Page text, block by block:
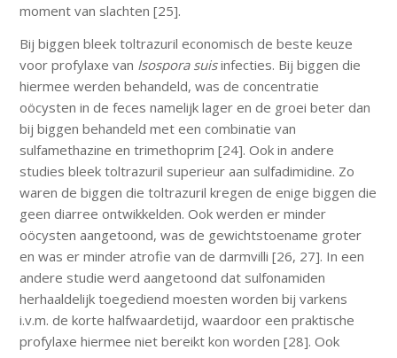
moment van slachten [25].
Bij biggen bleek toltrazuril economisch de beste keuze
voor profylaxe van Isospora suisinfecties. Bij biggen die
hiermee werden behandeld, was de concentratie
oöcysten in de feces namelijk lager en de groei beter dan
bij biggen behandeld met een combinatie van
sulfamethazine en trimethoprim [24]. Ook in andere
studies bleek toltrazuril superieur aan sulfadimidine. Zo
waren de biggen die toltrazuril kregen de enige biggen die
geen diarree ontwikkelden. Ook werden er minder
oöcysten aangetoond, was de gewichtstoename groter
en was er minder atrofie van de darmvilli [26, 27]. In een
andere studie werd aangetoond dat sulfonamiden
herhaaldelijk toegediend moesten worden bij varkens
i.v.m. de korte halfwaardetijd, waardoor een praktische
profylaxe hiermee niet bereikt kon worden [28]. Ook